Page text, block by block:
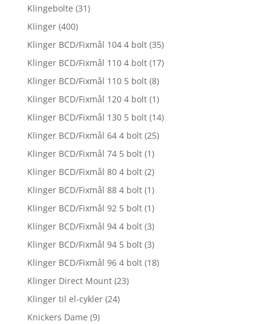
Klingebolte (31)
Klinger (400)
Klinger BCD/Fixmål 104 4 bolt (35)
Klinger BCD/Fixmål 110 4 bolt (17)
Klinger BCD/Fixmål 110 5 bolt (8)
Klinger BCD/Fixmål 120 4 bolt (1)
Klinger BCD/Fixmål 130 5 bolt (14)
Klinger BCD/Fixmål 64 4 bolt (25)
Klinger BCD/Fixmål 74 5 bolt (1)
Klinger BCD/Fixmål 80 4 bolt (2)
Klinger BCD/Fixmål 88 4 bolt (1)
Klinger BCD/Fixmål 92 5 bolt (1)
Klinger BCD/Fixmål 94 4 bolt (3)
Klinger BCD/Fixmål 94 5 bolt (3)
Klinger BCD/Fixmål 96 4 bolt (18)
Klinger Direct Mount (23)
Klinger til el-cykler (24)
Knickers Dame (9)